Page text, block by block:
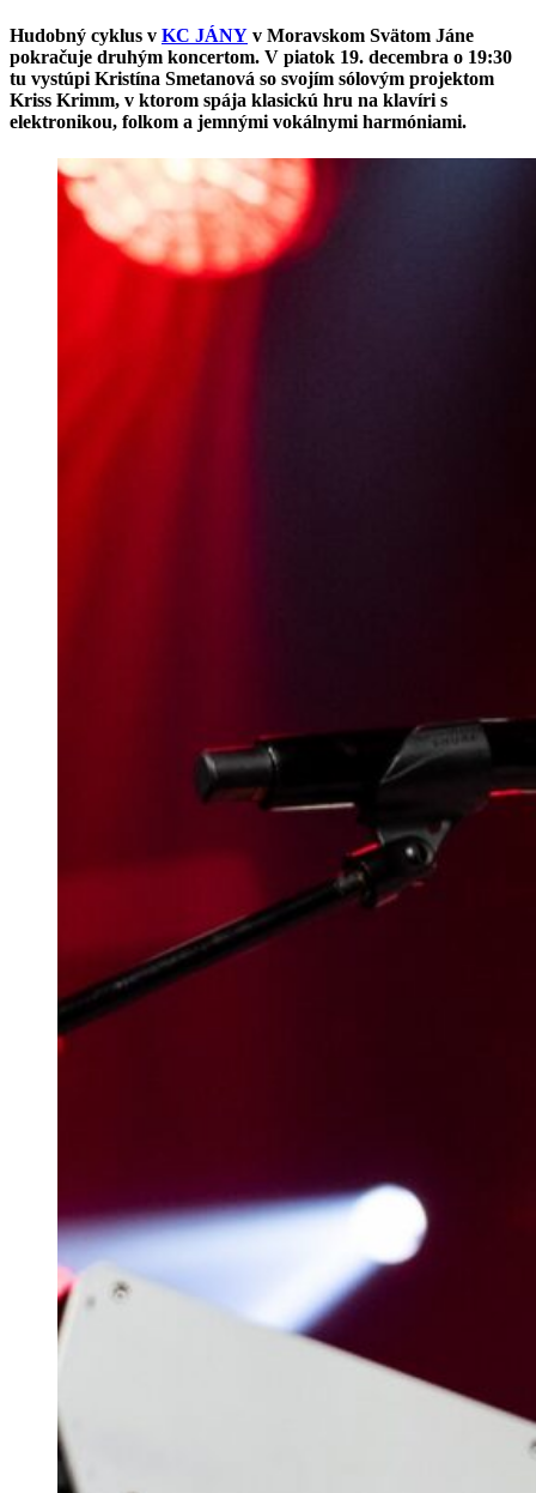
Hudobný cyklus v KC JÁNY v Moravskom Svätom Jáne
pokračuje druhým koncertom. V piatok 19. decembra o 19:30
tu vystúpi Kristína Smetanová so svojím sólovým projektom
Kriss Krimm, v ktorom spája klasickú hru na klavíri s
elektronikou, folkom a jemnými vokálnymi harmóniami.